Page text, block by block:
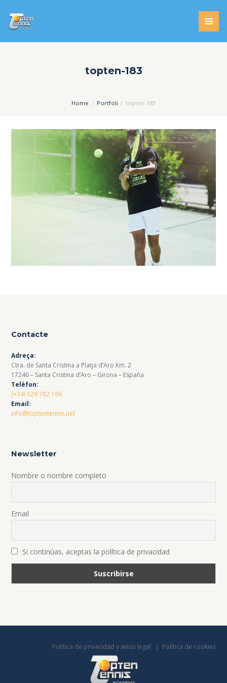
topten-183
Home Portfoli topten-183
Contacte
Adreça:
Ctra. de Santa Cristina a Platja d’Aro Km. 2
17246 – Santa Cristina d’Aro – Girona – España
Telèfon:
(+34) 629 782 166
Email:
info@toptentennis.net
Newsletter
Nombre o nombre completo
Email
Si continúas, aceptas la política de privacidad
Política de privacidad y aviso legal Política de cookies